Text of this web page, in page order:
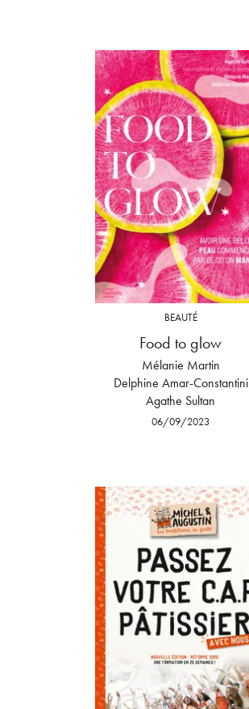
BEAUTÉ
Food to glow
Mélanie Martin
Delphine Amar-Constantini
Agathe Sultan
06/09/2023